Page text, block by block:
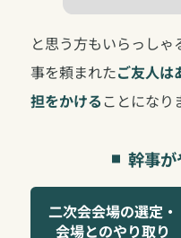
と思う方もいらっし
事を頼まれたご友人は
担をかけることになり
幹事
二次会会場の選定・
会場とのやり取り